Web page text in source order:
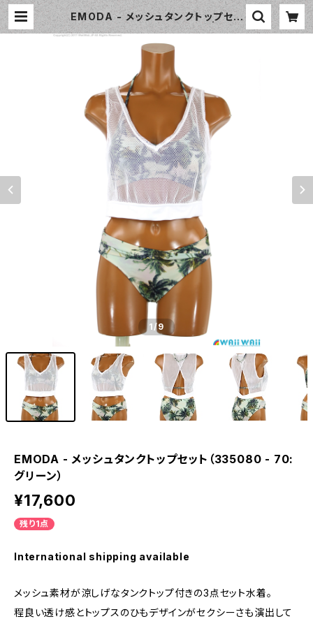
EMODA - メッシュタンクトップセッ
ト（335080 - 70:グリーン） | Waii
Waii Swimwear Shop（ワイワイ
水着）
1/9
EMODA - メッシュタンクトップセット（335080 - 70:
グリーン）
¥17,600
残り1点
International shipping available
メッシュ素材が涼しげなタンクトップ付きの3点セット水着。
程良い透け感とトップスのひもデザインがセクシーさも演出して